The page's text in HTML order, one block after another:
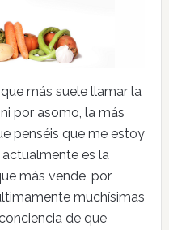
más suele llamar la
por asomo, la más
penséis que me estoy
es la
más vende, por
muchísimas
de que